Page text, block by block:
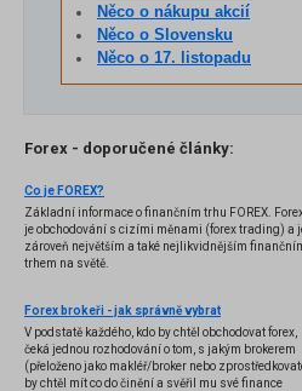
Něco o nákupu akcií
Něco o Slovensku
Něco o 17. listopadu
Forex - doporučené články:
Co je FOREX?
Základní informace o finančním trhu FOREX.
je obchodování s cizími měnami (forex trading) a
zároveň největším a také nejlikvidnějším
trhem na světě.
Forex brokeři - jak správně vybrat
V podstatě každého, kdo by chtěl obchodovat forex,
čeká jednou rozhodování o tom, s jakým brokerem
(přeloženo jako makléř/broker nebo
by chtěl mít co do činění a svěřil mu své finance